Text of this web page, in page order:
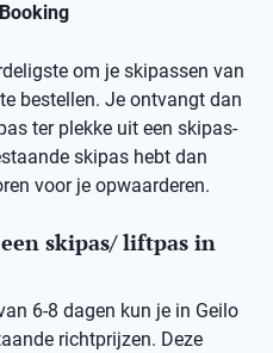
om je skipassen van
bestellen. Je ontvangt dan
ter plekke uit een skipas-
skipas hebt dan
voor je opwaarderen.
skipas/ liftpas in
6-8 dagen kun je in Geilo
richtprijzen. Deze